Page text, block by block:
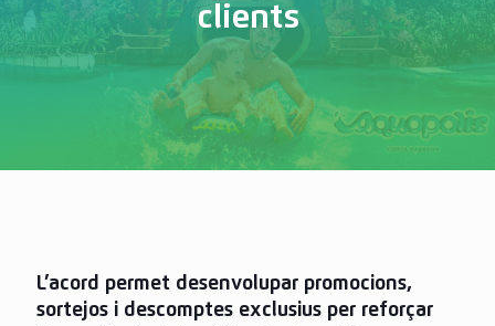
clients
L’acord permet desenvolupar promocions,
sortejos i descomptes exclusius per reforçar